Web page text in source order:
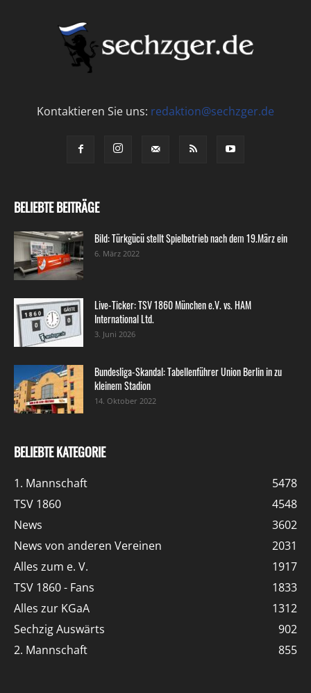
Kontaktieren Sie uns: redaktion@sechzger.de
BELIEBTE BEITRÄGE
Bild: Türkgücü stellt Spielbetrieb nach dem 19.März ein
6. März 2022
Live-Ticker: TSV 1860 München e.V. vs. HAM
International Ltd.
3. Juni 2026
Bundesliga-Skandal: Tabellenführer Union Berlin in zu
kleinem Stadion
14. Oktober 2022
BELIEBTE KATEGORIE
1. Mannschaft
5478
TSV 1860
4548
News
3602
News von anderen Vereinen
2031
Alles zum e. V.
1917
TSV 1860 - Fans
1833
Alles zur KGaA
1312
Sechzig Auswärts
902
2. Mannschaft
855